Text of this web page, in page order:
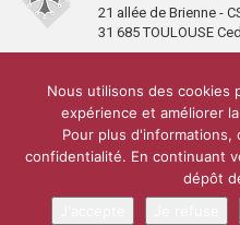
21 allée de Brienne -
31 685 TOULOUSE
Partenaires et soutiens
Lettre
Sciences Po Toulouse
Carré Alumni de la bibliothèque de
Réseau ScPo
Mentions légales
Nous utilisons des cookies
expérience et améliorer
Pour plus
confidentialité. En continuant
dépôt